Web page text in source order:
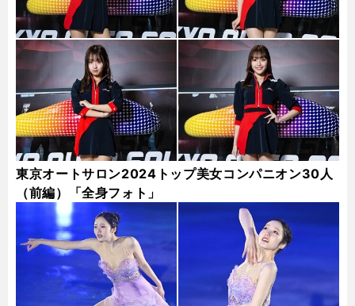
東京オートサロン2024トップ美女コンパニオン30人
（前編）「全身フォト」